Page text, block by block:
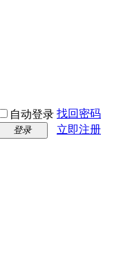
自动登录 找回密码
登录 立即注册